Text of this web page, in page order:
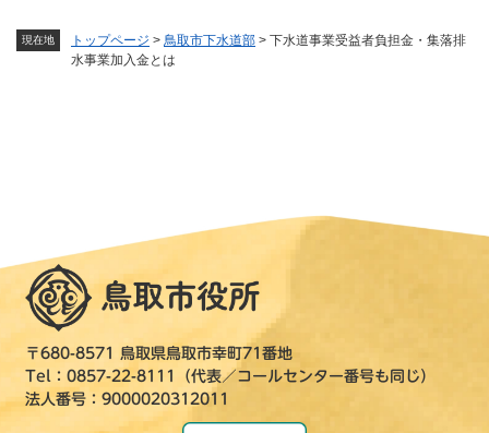
現在地 トップページ > 鳥取市下水道部 > 下水道事業受益者負担金・集落排
水事業加入金とは
〒680-8571 鳥取県鳥取市幸町71番地
Tel：0857-22-8111（代表／コールセンター番号も同じ）
法人番号：9000020312011